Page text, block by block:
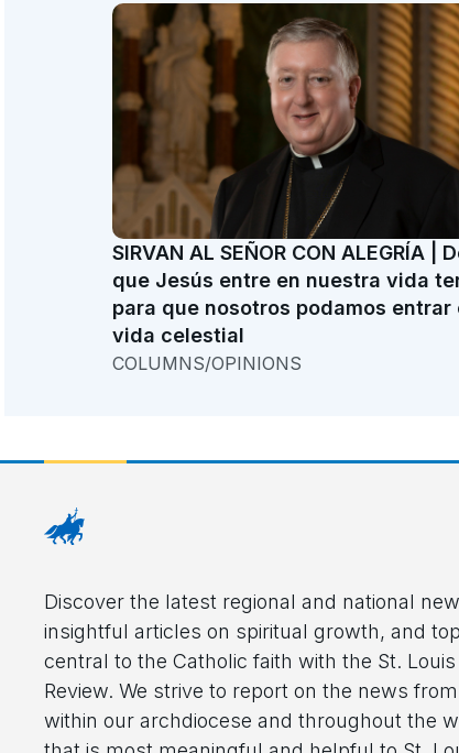
SIRVAN AL SEÑOR CON ALEGRÍA |
que Jesús entre en nuestra vida
para que nosotros podamos entrar
vida celestial
COLUMNS/OPINIONS
Discover the latest regional and national
insightful articles on spiritual growth, and
central to the Catholic faith with the St. Louis
Review. We strive to report on the news from
within our archdiocese and throughout the